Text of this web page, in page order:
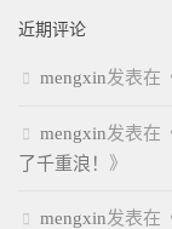
近期评论
mengxin发表在
mengxin发表在
了千重浪！ 》
mengxin发表在